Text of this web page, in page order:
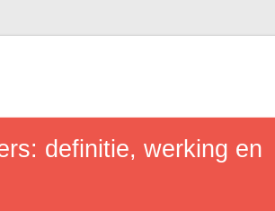
definitie, werking en